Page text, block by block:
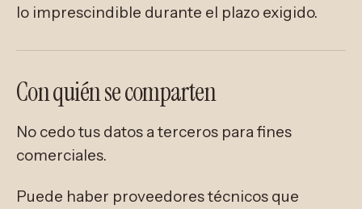
lo imprescindible durante el plazo exigido.
Con quién se comparten
No cedo tus datos a terceros para fines
comerciales.
Puede haber proveedores técnicos que